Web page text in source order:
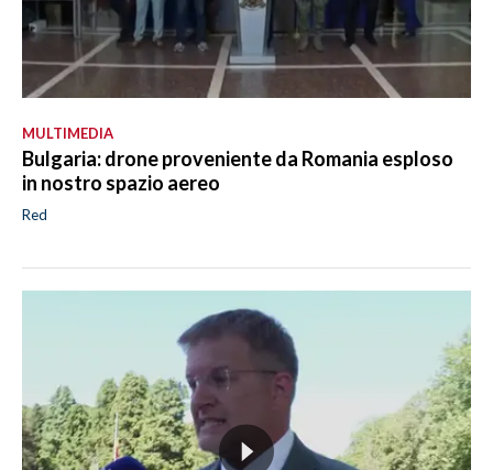
MULTIMEDIA
Bulgaria: drone proveniente da Romania esploso
in nostro spazio aereo
Red